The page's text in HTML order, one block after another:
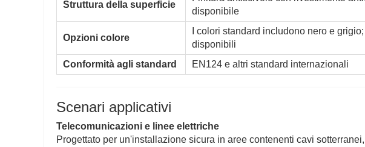
Struttura della superficie
disponibile
Opzioni colore
I colori standard includono nero e
disponibili
Conformità agli standard
EN124 e altri standard internazionali
Scenari applicativi
Telecomunicazioni e linee elettriche
Progettato per un'installazione sicura in aree contenenti cavi